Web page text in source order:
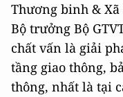
Thương binh &
Bộ trưởng Bộ
chất vấn là giải
tầng giao thông,
thông, nhất là tại